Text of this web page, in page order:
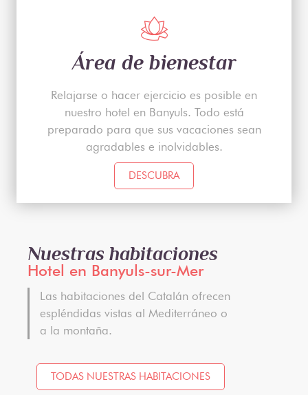
Área de bienestar
Relajarse o hacer ejercicio es posible en
nuestro hotel en Banyuls. Todo está
preparado para que sus vacaciones sean
agradables e inolvidables.
DESCUBRA
Nuestras habitaciones
Hotel en Banyuls-sur-Mer
Las habitaciones del Catalán ofrecen
espléndidas vistas al Mediterráneo o
a la montaña.
TODAS NUESTRAS HABITACIONES